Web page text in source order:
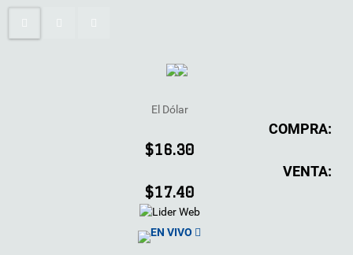
El Dólar
COMPRA:
$16.30
VENTA:
$17.40
EN VIVO